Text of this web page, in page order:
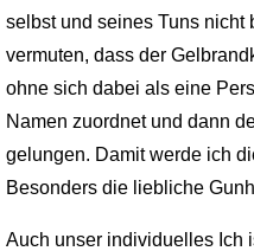
selbst und seines Tuns nicht
vermuten, dass der
ohne sich dabei als eine
Namen zuordnet und dann
gelungen. Damit werde ich
Besonders die liebliche
Auch unser individuelles Ich